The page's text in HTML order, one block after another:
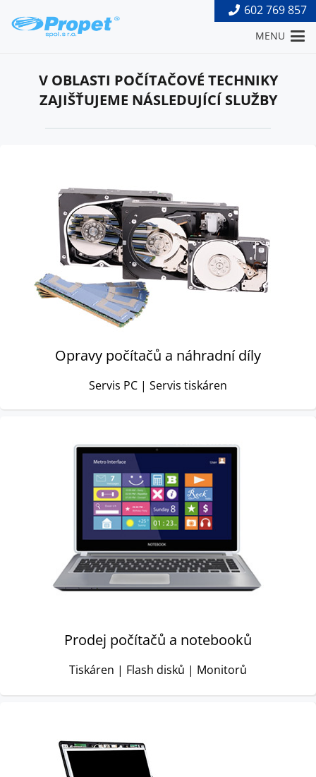
602 769 857
MENU
V OBLASTI POČÍTAČOVÉ TECHNIKY
ZAJIŠŤUJEME NÁSLEDUJÍCÍ SLUŽBY
Opravy počítačů a náhradní díly
Servis PC | Servis tiskáren
Prodej počítačů a notebooků
Tiskáren | Flash disků | Monitorů